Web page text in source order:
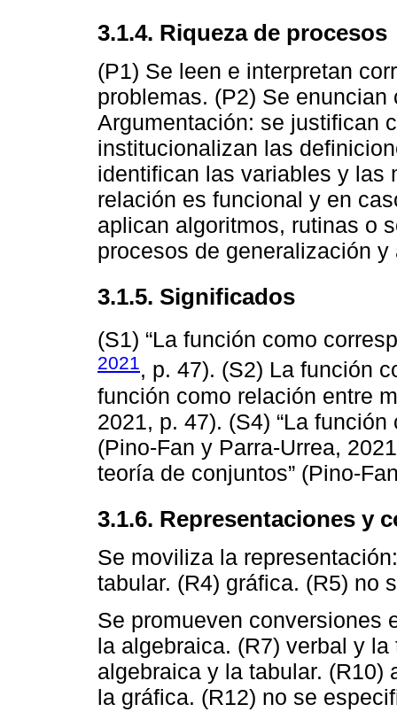
3.1.4. Riqueza de procesos
(P1) Se leen e interpretan
problemas. (P2) Se
Argumentación: se justifican
institucionalizan las
identifican las variables y las
relación es funcional y en
aplican algoritmos, rutinas o
procesos de generalización y
3.1.5. Significados
(S1) “La función como
2021, p. 47). (S2) La función
función como relación entre
2021, p. 47). (S4) “La
(Pino-Fan y Parra-Urrea,
teoría de conjuntos” (Pino-
3.1.6. Representaciones y
Se moviliza la
tabular. (R4) gráfica. (R5) no
Se promueven conversiones
la algebraica. (R7) verbal y
algebraica y la tabular. (R10)
la gráfica. (R12) no se